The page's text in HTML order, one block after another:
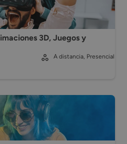
3D, Juegos y
A distancia, Presencial